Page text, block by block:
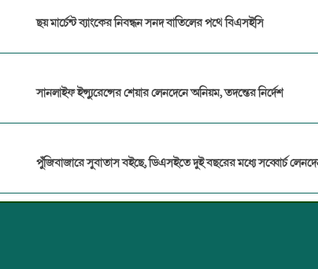
ছয় মার্চেন্ট ব্যাংকের নিবন্ধন সনদ বাতিলের পথে বিএসইসি
সানলাইফ ইন্স্যুরেন্সের শেয়ার লেনদেনে অনিয়ম, তদন্তের নির্দেশ
পুঁজিবাজারে সুবাতাস বইছে, ডিএসইতে দুই বছরের মধ্যে সব্বোর্চ